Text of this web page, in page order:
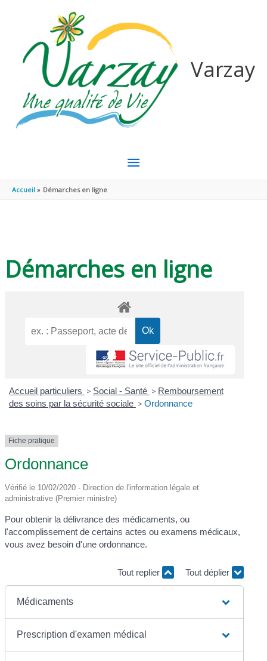
Varzay
MENU
Accueil Démarches en ligne
Démarches en ligne
Accueil particuliers > Social - Santé > Remboursement
des soins par la sécurité sociale > Ordonnance
Fiche pratique
Ordonnance
Vérifié le 10/02/2020 - Direction de l'information légale et
administrative (Premier ministre)
Pour obtenir la délivrance des médicaments, ou
l'accomplissement de certains actes ou examens médicaux,
vous avez besoin d'une ordonnance.
Tout replier Tout déplier
Médicaments
Prescription d'examen médical